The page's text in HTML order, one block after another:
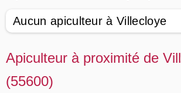
Aucun apiculteur à Villecloye
Apiculteur à proximité de
(55600)